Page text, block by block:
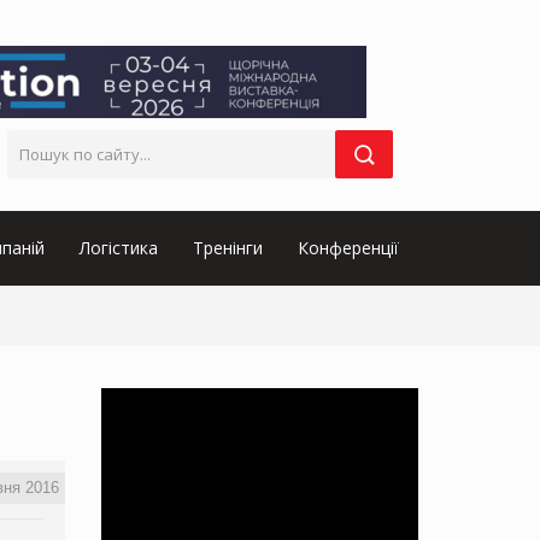
Логістика Тренінги Конференції
2016